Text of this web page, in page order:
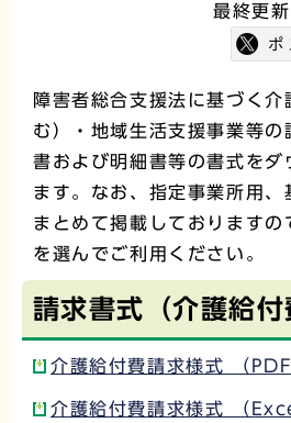
最終更
障害者総合支援法に基づく
む）・地域生活支援事業等の
書および明細書等の書式をダ
ます。なお、指定事業所用、
まとめて掲載しておりますの
を選んでご利用ください。
請求書式（介護給付
介護給付費請求様式 （
介護給付費請求様式 （